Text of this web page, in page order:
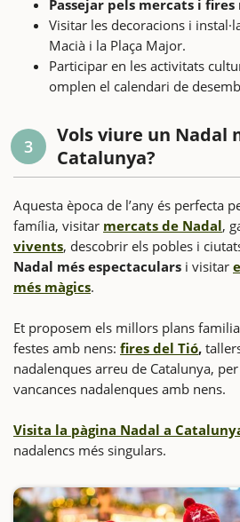
Passejar pels mercats i
Visitar les decoracions i
Macià i la Plaça Major.
Participar en les activitats
omplen el calendari de
3
Vols viure un Nadal
Catalunya?
Aquesta època de l’any és perfecta
família, visitar mercats de Nadal,
vivents, descobrir els pobles i
Nadal més espectaculars i visitar
més màgics.
Et proposem els millors plans
festes amb nens: fires del Tió,
nadalenques arreu de Catalunya,
vancances nadalenques amb nens.
Visita la pàgina Nadal a
nadalencs més singulars.